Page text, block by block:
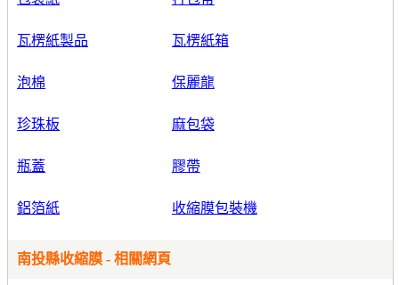
瓦楞紙製品 瓦楞紙箱
泡棉 保麗龍
珍珠板 麻包袋
瓶蓋 膠帶
鋁箔紙 收縮膜包裝機
南投縣收縮膜 - 相關網頁